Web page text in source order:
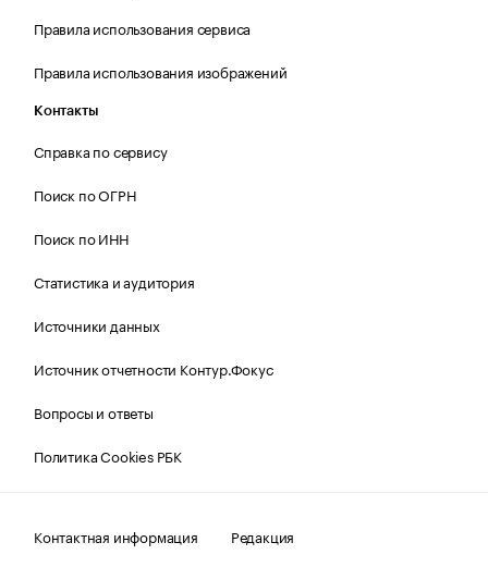
Правила использования сервиса
Правила использования изображений
Контакты
Справка по сервису
Поиск по ОГРН
Поиск по ИНН
Статистика и аудитория
Источники данных
Источник отчетности Контур.Фокус
Вопросы и ответы
Политика Cookies РБК
Контактная информация
Редакция